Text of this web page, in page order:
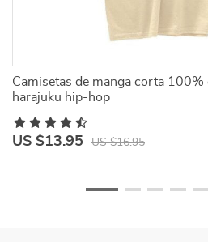
Camisetas de manga corta 100%
harajuku hip-hop
US $13.95 US $16.95